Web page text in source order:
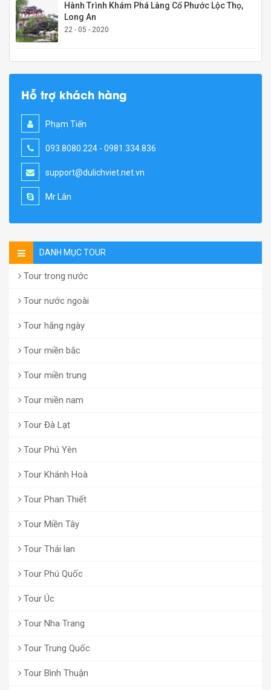
Hành Trình Khám Phá Làng Cổ Phước Lộc Thọ,
Long An
22 - 05 - 2020
Hỗ trợ khách hàng
Phạm Tiến
093.8080.224 - 0981.334.836
support@dulichviet.net.vn
Mr Lân
DANH MỤC TOUR
Tour trong nước
Tour nước ngoài
Tour hằng ngày
Tour miền bắc
Tour miền trung
Tour miền nam
Tour Đà Lạt
Tour Phú Yên
Tour Khánh Hoà
Tour Phan Thiết
Tour Miền Tây
Tour Thái lan
Tour Phú Quốc
Tour Úc
Tour Nha Trang
Tour Trung Quốc
Tour Bình Thuận